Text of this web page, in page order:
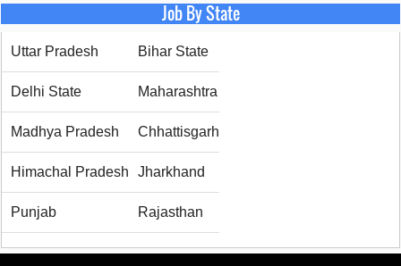
Job By State
Uttar Pradesh Bihar State
Delhi State Maharashtra
Madhya Pradesh Chhattisgarh
Himachal Pradesh Jharkhand
Punjab Rajasthan